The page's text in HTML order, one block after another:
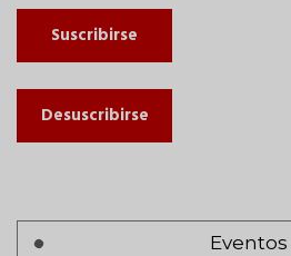
Suscribirse
Desuscribirse
Eventos